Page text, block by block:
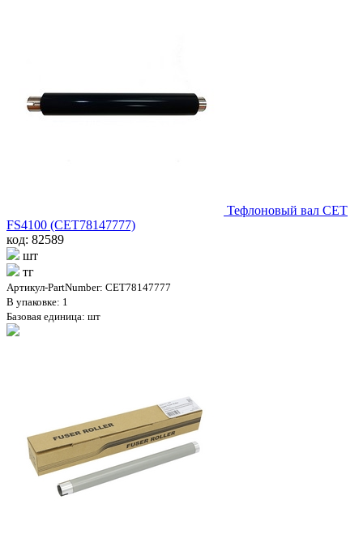
Тефлоновый вал CET
FS4100 (CET78147777)
код: 82589
шт
тг
Артикул-PartNumber: CET78147777
В упаковке: 1
Базовая единица: шт